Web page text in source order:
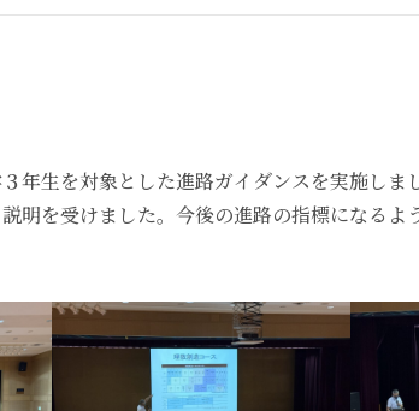
年生を対象とした進路ガイダンスを実施しま
明を受けました。今後の進路の指標になるよ